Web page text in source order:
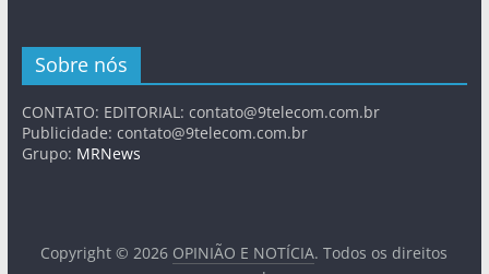
Sobre nós
CONTATO: EDITORIAL: contato@9telecom.com.br
Publicidade: contato@9telecom.com.br
Grupo: MRNews
Copyright © 2026 OPINIÃO E NOTÍCIA. Todos os direitos